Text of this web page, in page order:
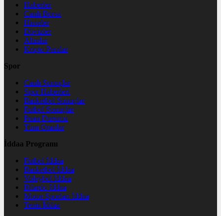
Haberler
Canlı Borsa
Hisseler
Dövizler
Altınlar
Kripto Paralar
Spor
Canlı Sonuçlar
Spor Haberleri
Basketbol Sonuçlar
Futbol Sonuçlar
Puan Durumu
Tüm Oranlar
İddaa Programı
Futbol İddaa
Basketbol İddaa
Voleybol İddaa
Bilardo İddaa
Motor Sporları İddaa
Tenis İddaa